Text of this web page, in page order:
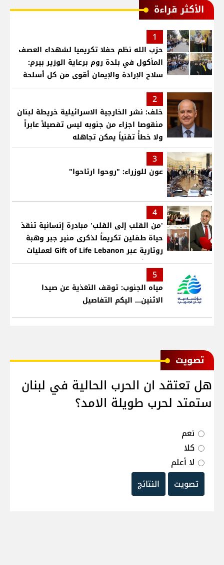
الأكثر قراءة
1
حزب الله نظم حفلا تكريميا لشهداء العصف
المأكول في بلدة روم برعاية الوزير بيرم:
سلاح الإرادة والإيمان أقوى من كل أسلحة
العالم .. ونريد الدولة التي تجمع اللبنانيين
2
خلف: نشر الخارجية الاسرائيلية خريطة لبنان
منقوصا اجزاء من جنوبه ليس تفصيلاً عابراً
ولا خطأً تقنياً يمكن تجاهله
3
عون للوزراء: "روحوا ارتاحوا"
4
'من القلب إلى القلب' مبادرة إنسانية تنقذ
حياة طفلين تكريماً لذكرى منير جبر وهبة
روتارية عبر Gift of Life Lebanon لعمليات
قلب لأطفال في مستشفى حمود الجامعي
5
مياه الجنوب: توقف التغذية عن صيدا
الاثنين... اليكم التفاصيل
ﺗﺼﻮﻳﺖ
هل تعتقد ان الحرب الحالية في لبنان
ستمتد لحرب طويلة الامد؟
نعم
كلا
لا أعلم
تصويت
النتائج